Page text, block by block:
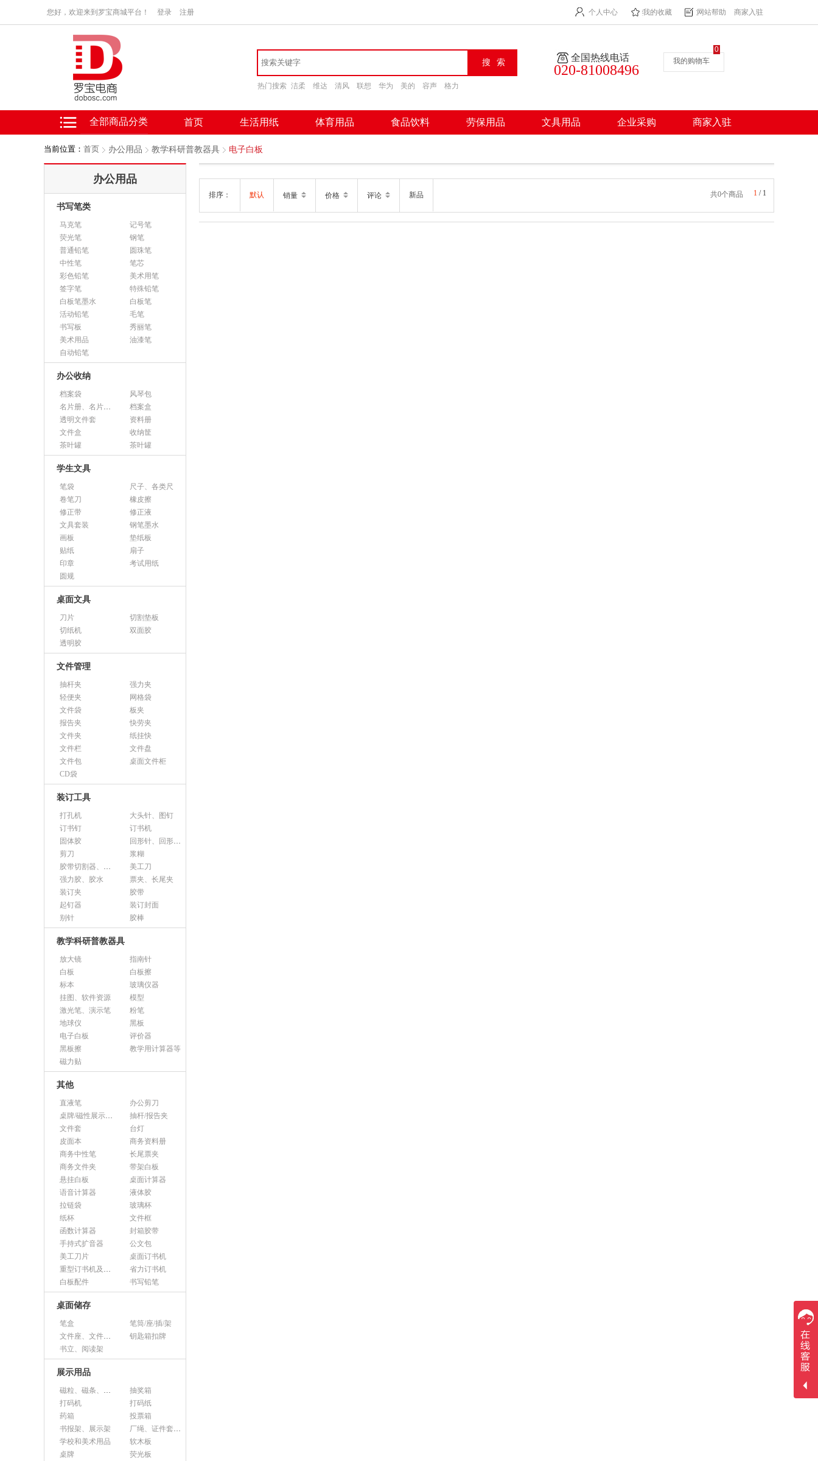
您好，欢迎来到罗宝商城平台！ 登录 注册 个人中心 我的收藏 网站帮助 商家入驻
热门搜索 洁柔 维达 清风 联想 华为 美的 容声 格力
全国热线电话
020-81008496
我的购物车
0
全部商品分类 首页 生活用纸 体育用品 食品饮料 劳保用品 文具用品 企业采购 商家入驻
当前位置： 首页 办公用品 教学科研普教器具 电子白板
办公用品
书写笔类
马克笔
记号笔
荧光笔
钢笔
普通铅笔
圆珠笔
中性笔
笔芯
彩色铅笔
美术用笔
签字笔
特殊铅笔
白板笔墨水
白板笔
活动铅笔
毛笔
书写板
秀丽笔
美术用品
油漆笔
自动铅笔
办公收纳
档案袋
风琴包
名片册、名片盒、名片座
档案盒
透明文件套
资料册
文件盒
收纳筐
茶叶罐
茶叶罐
学生文具
笔袋
尺子、各类尺
卷笔刀
橡皮擦
修正带
修正液
文具套装
钢笔墨水
画板
垫纸板
贴纸
扇子
印章
考试用纸
圆规
桌面文具
刀片
切割垫板
切纸机
双面胶
透明胶
文件管理
抽杆夹
强力夹
轻便夹
网格袋
文件袋
板夹
报告夹
快劳夹
文件夹
纸挂快
文件栏
文件盘
文件包
桌面文件柜
CD袋
装订工具
打孔机
大头针、图钉
订书钉
订书机
固体胶
回形针、回形针盒
剪刀
浆糊
胶带切割器、胶带座、封箱器
美工刀
强力胶、胶水
票夹、长尾夹
装订夹
胶带
起钉器
装订封面
别针
胶棒
教学科研普教器具
放大镜
指南针
白板
白板擦
标本
玻璃仪器
挂图、软件资源
模型
激光笔、演示笔
粉笔
地球仪
黑板
电子白板
评价器
黑板擦
教学用计算器等
磁力贴
其他
直液笔
办公剪刀
桌牌/磁性展示帖/证件框
抽杆/报告夹
文件套
台灯
皮面本
商务资料册
商务中性笔
长尾票夹
商务文件夹
带架白板
悬挂白板
桌面计算器
语音计算器
液体胶
拉链袋
玻璃杯
纸杯
文件框
函数计算器
封箱胶带
手持式扩音器
公文包
美工刀片
桌面订书机
重型订书机及其它
省力订书机
白板配件
书写铅笔
桌面储存
笔盒
笔筒/座/插/架
文件座、文件架、文件框
钥匙箱扣牌
书立、阅读架
展示用品
磁粒、磁条、磁片
抽奖箱
打码机
打码纸
药箱
投票箱
书报架、展示架
厂绳、证件套、卡套
学校和美术用品
软木板
桌牌
荧光板
排序： 默认 销量 价格 评论 新品 共0个商品 1 / 1